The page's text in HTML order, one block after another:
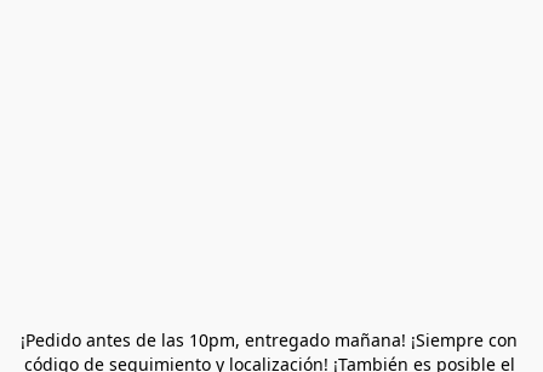
¡Pedido antes de las 10pm, entregado mañana! ¡Siempre con
código de seguimiento y localización! ¡También es posible el